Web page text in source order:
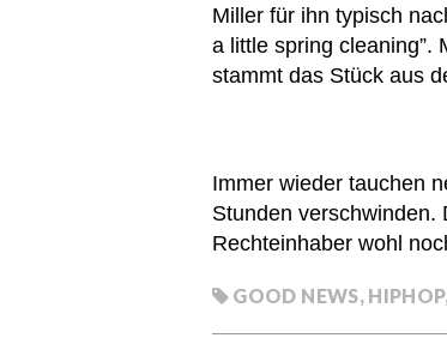
Miller für ihn typisch
a little spring cleaning”.
stammt das Stück aus
Immer wieder tauchen
Stunden verschwinden.
Rechteinhaber wohl
GOOD NEWS, HIPHOP